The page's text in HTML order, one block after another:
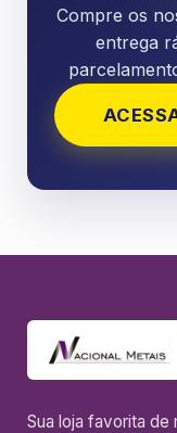
Compre os
entrega
Sua loja favorita